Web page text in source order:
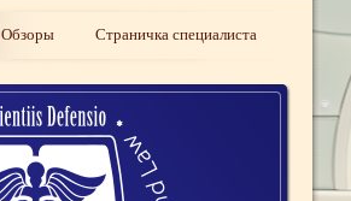
Обзоры Страничка специалиста